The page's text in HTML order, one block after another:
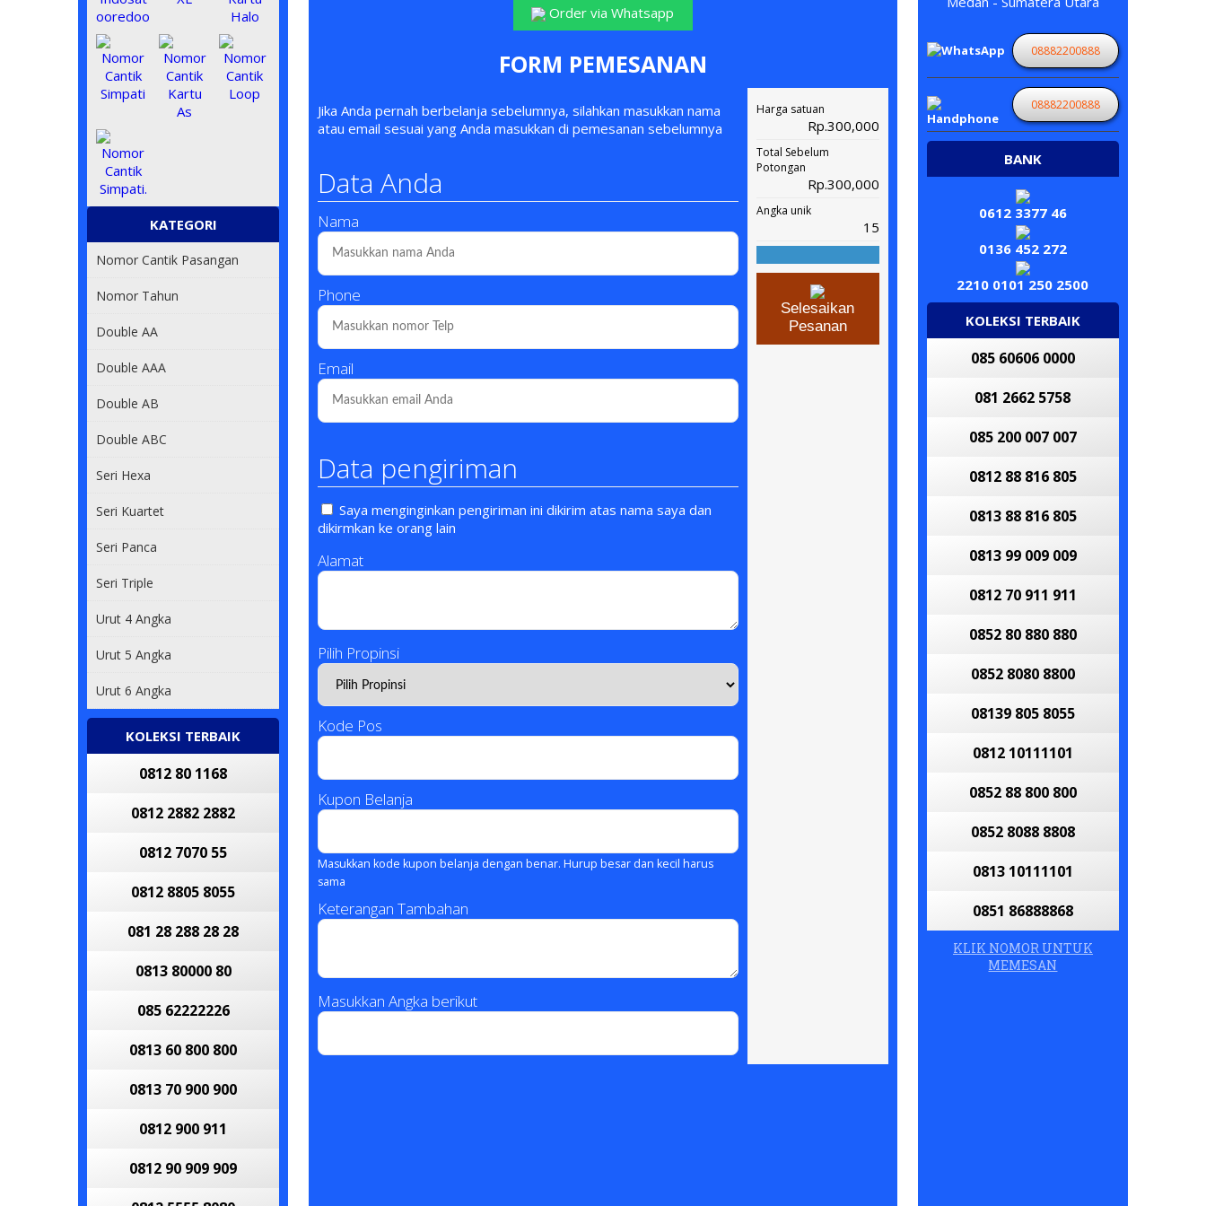
KATEGORI
Nomor Cantik Pasangan
Nomor Tahun
Double AA
Double AAA
Double AB
Double ABC
Seri Hexa
Seri Kuartet
Seri Panca
Seri Triple
Urut 4 Angka
Urut 5 Angka
Urut 6 Angka
KOLEKSI TERBAIK
0812 80 1168
0812 2882 2882
0812 7070 55
0812 8805 8055
081 28 288 28 28
0813 80000 80
085 62222226
0813 60 800 800
0813 70 900 900
0812 900 911
0812 90 909 909
Order via Whatsapp
FORM PEMESANAN
Jika Anda pernah berbelanja sebelumnya, silahkan masukkan nama
atau email sesuai yang Anda masukkan di pemesanan sebelumnya
Data Anda
Nama
Phone
Email
Data pengiriman
Saya menginginkan pengiriman ini dikirim atas nama saya dan
dikirmkan ke orang lain
Alamat
Pilih Propinsi
Kode Pos
Kupon Belanja
Masukkan kode kupon belanja dengan benar. Hurup besar dan kecil harus
sama
Keterangan Tambahan
Masukkan Angka berikut
Harga satuan
Rp.300,000
Total Sebelum
Potongan
Rp.300,000
Angka unik
15
Selesaikan
Pesanan
08882200888
08882200888
BANK
0612 3377 46
0136 452 272
2210 0101 250 2500
KOLEKSI TERBAIK
085 60606 0000
081 2662 5758
085 200 007 007
0812 88 816 805
0813 88 816 805
0813 99 009 009
0812 70 911 911
0852 80 880 880
0852 8080 8800
08139 805 8055
0812 10111101
0852 88 800 800
0852 8088 8808
0813 10111101
0851 86888868
KLIK NOMOR UNTUK
MEMESAN